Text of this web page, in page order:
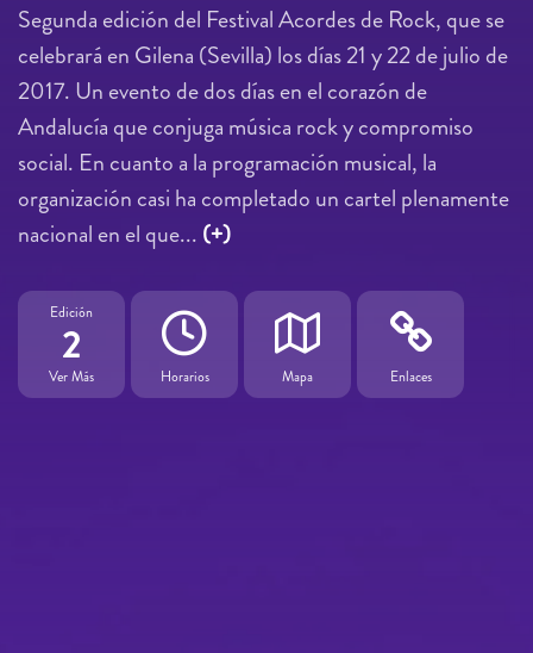
Segunda edición del Festival Acordes de Rock, que se
celebrará en Gilena (Sevilla) los días 21 y 22 de julio de
2017. Un evento de dos días en el corazón de
Andalucía que conjuga música rock y compromiso
social. En cuanto a la programación musical, la
organización casi ha completado un cartel plenamente
nacional en el que... (+)
Edición
2
Ver Más Horarios Mapa Enlaces